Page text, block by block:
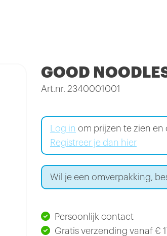
GOOD
Art.nr. 2340001001
Log in om prijzen te zien en
Registreer je dan hier
Wil je een omverpakking,
Persoonlijk contact
Gratis verzending vanaf €